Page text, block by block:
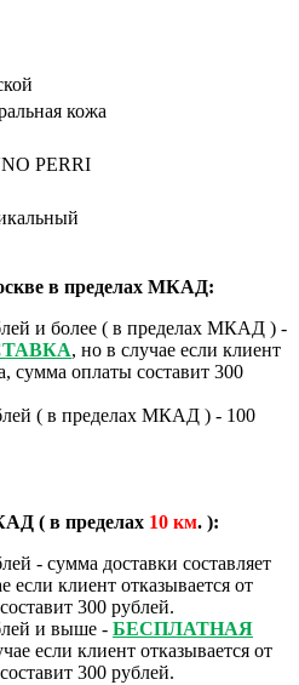
кожа
PERRI
в пределах МКАД:
и более ( в пределах МКАД ) -
, но в случае если клиент
сумма оплаты составит 300
( в пределах МКАД ) - 100
( в пределах 10 км. ):
- сумма доставки составляет
если клиент отказывается от
300 рублей.
и выше - БЕСПЛАТНАЯ
если клиент отказывается от
300 рублей.